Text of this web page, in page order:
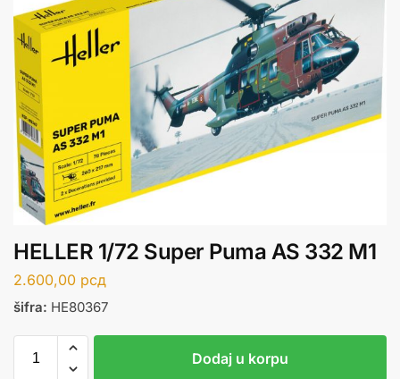
HELLER 1/72 Super Puma AS 332 M1
2.600,00 рсд
šifra: HE80367
Dodaj u korpu